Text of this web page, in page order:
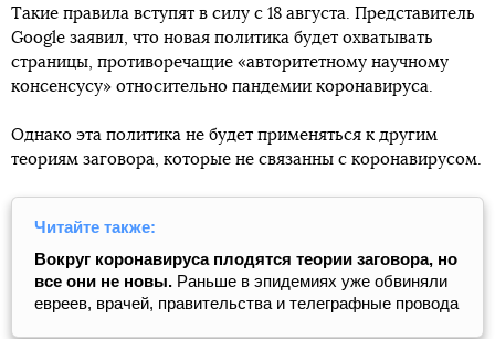
Такие правила вступят в силу с 18 августа. Представитель
Google заявил, что новая политика будет охватывать
страницы, противоречащие «авторитетному научному
консенсусу» относительно пандемии коронавируса.
Однако эта политика не будет применяться к другим
теориям заговора, которые не связанны с коронавирусом.
Читайте также:
Вокруг коронавируса плодятся теории заговора, но
все они не новы. Раньше в эпидемиях уже обвиняли
евреев, врачей, правительства и телеграфные провода